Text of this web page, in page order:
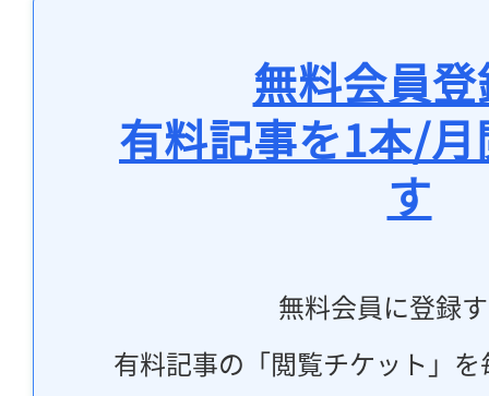
無料会員
有料記事を1本/
す
無料会員に登録
有料記事の「閲覧チケット」